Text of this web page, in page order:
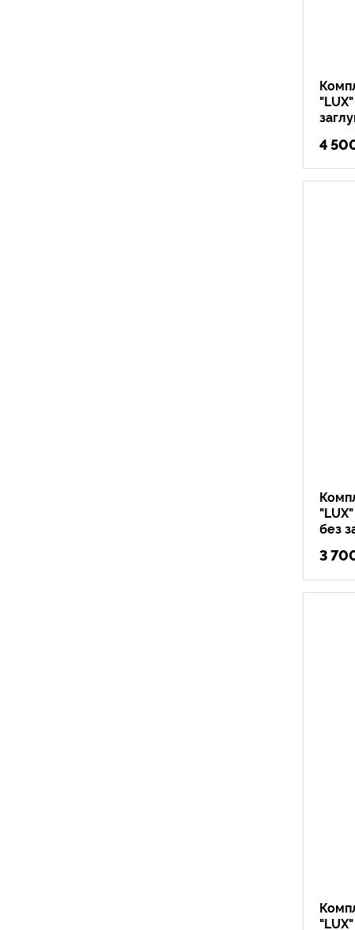
4
без
3